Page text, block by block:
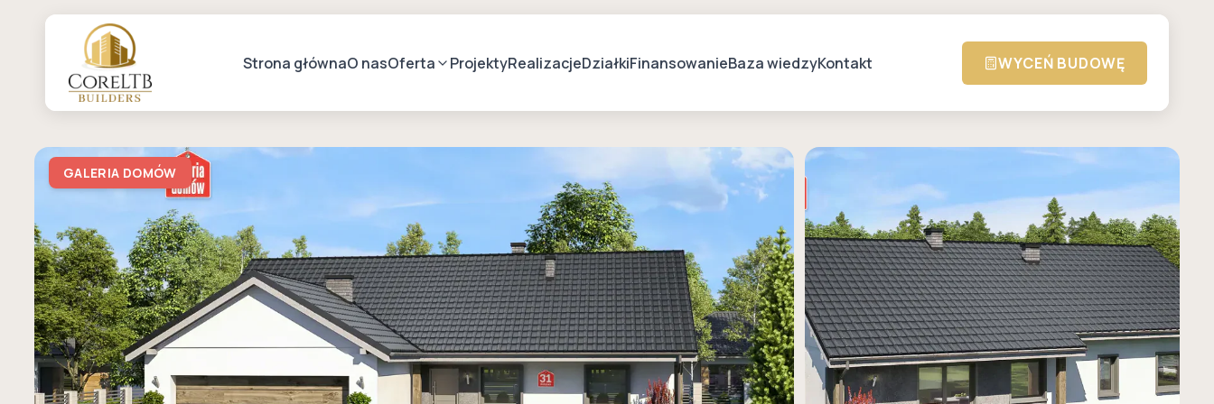
Strona głównaO nasOferta ProjektyRealizacjeDziałkiFinansowanieBaza wiedzyKontakt WYCEŃ BUDOWĘ
GALERIA DOMÓW